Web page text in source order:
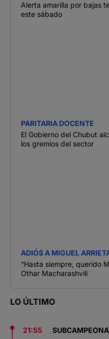
Alerta amarilla por bajas
este sábado
PARITARIA DOCENTE
El Gobierno del Chubut
los gremios del sector
ADIÓS A MIGUEL
“Hasta siempre, querido
Othar Macharashvili
LO ÚLTIMO
21:55